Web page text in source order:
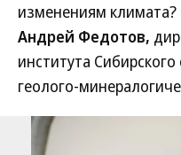
изменениям
Андрей Федотов,
института
геолого-